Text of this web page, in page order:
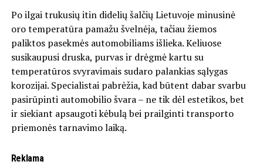
Po ilgai trukusių itin didelių šalčių Lietuvoje minusinė
oro temperatūra pamažu švelnėja, tačiau žiemos
paliktos pasekmės automobiliams išlieka. Keliuose
susikaupusi druska, purvas ir drėgmė kartu su
temperatūros svyravimais sudaro palankias sąlygas
korozijai. Specialistai pabrėžia, kad būtent dabar svarbu
pasirūpinti automobilio švara – ne tik dėl estetikos, bet
ir siekiant apsaugoti kėbulą bei prailginti transporto
priemonės tarnavimo laiką.
Reklama